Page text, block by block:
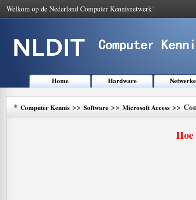
Welkom op de Nederland Computer Kennisnetwerk!
Home Hardware
* Computer Kennis >> Software >> Microsoft Access >>